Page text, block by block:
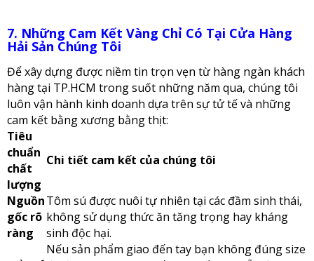
7. Những Cam Kết Vàng Chỉ Có Tại Cửa Hàng
Hải Sản Chúng Tôi
Để xây dựng được niềm tin trọn vẹn từ hàng ngàn khách
hàng tại TP.HCM trong suốt những năm qua, chúng tôi
luôn vận hành kinh doanh dựa trên sự tử tế và những
cam kết bằng xương bằng thịt:
Tiêu
chuẩn
chất
lượng
Chi tiết cam kết của chúng tôi
Nguồn
gốc rõ
ràng
Tôm sú được nuôi tự nhiên tại các đầm sinh thái,
không sử dụng thức ăn tăng trọng hay kháng
sinh độc hại.
Nếu sản phẩm giao đến tay bạn không đúng size